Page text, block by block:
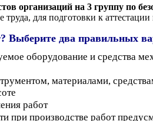
организаций на 3 группу по
для подготовки к
Выберите два правильных
оборудование и средства
материалами,
работ
при производстве работ